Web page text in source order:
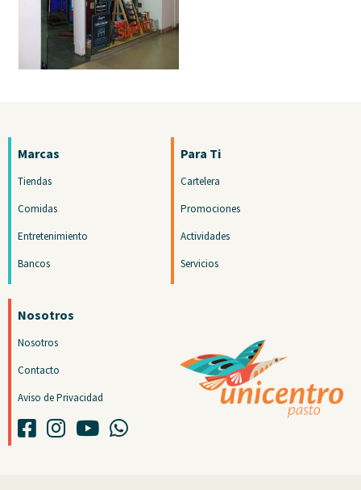
Marcas
Tiendas
Comidas
Entretenimiento
Bancos
Para Ti
Cartelera
Promociones
Actividades
Servicios
Nosotros
Nosotros
Contacto
Aviso de Privacidad